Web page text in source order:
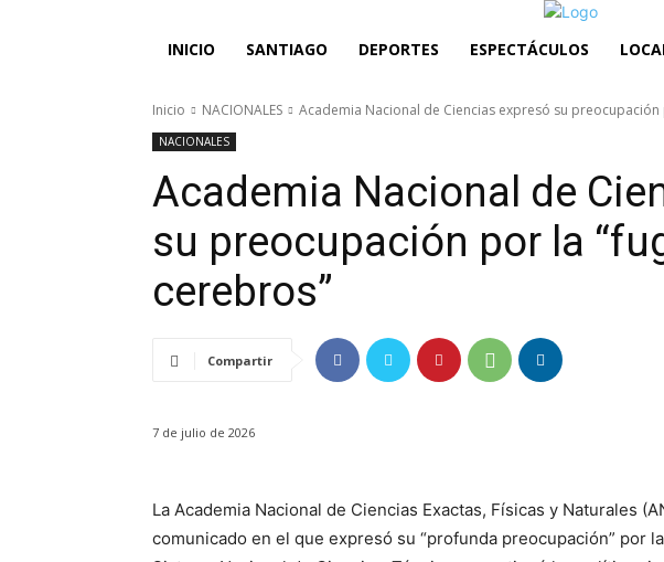
INICIO SANTIAGO DEPORTES ESPECTÁCULOS
Inicio NACIONALES Academia Nacional de Ciencias expresó su preocupación
NACIONALES
Academia Nacional de
su preocupación por la
cerebros”
Compartir
7 de julio de 2026
La Academia Nacional de Ciencias Exactas, Físicas y Naturales
comunicado en el que expresó su “profunda preocupación” por